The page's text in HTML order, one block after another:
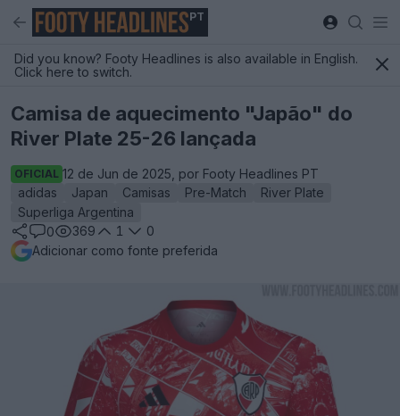
PT
Did you know? Footy Headlines is also available in English.
Click here to switch.
Camisa de aquecimento "Japão" do
River Plate 25-26 lançada
OFICIAL 12 de Jun de 2025, por Footy Headlines PT
adidas
Japan Camisas Pre-Match
River Plate
Superliga Argentina
0
369 1
0
Adicionar como fonte preferida